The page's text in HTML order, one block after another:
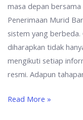
masa depan bersama
Penerimaan Murid
sistem yang
diharapkan tidak
mengikuti setiap
resmi. Adapun
Read More »